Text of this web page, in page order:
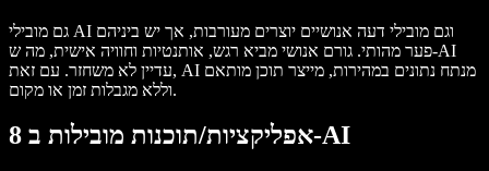
גם מובילי AI וגם מובילי דעה אנושיים יוצרים מעורבות, אך יש ביניהם
פער מהותי. גורם אנושי מביא רגש, אותנטיות וחוויה אישית, מה ש-AI
עדיין לא משחזר. עם זאת, AI מנתח נתונים במהירות, מייצר תוכן מותאם
וללא מגבלות זמן או מקום.
8 אפליקציות/תוכנות מובילות ב-AI